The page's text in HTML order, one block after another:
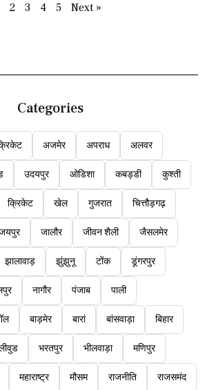
2 3 4 5 Next »
Categories
अजमेर अपराध अलवर
उदयपुर ओडिशा कबड्डी कुश्ती
क्रिकेट खेल गुजरात चित्तौड़गढ़
जालौर जीवन शैली जैसलमेर
झालावाड़ झुंझुनू टोंक डूंगरपुर
नागौर पंजाब पाली
बाड़मेर बारां बांसवाड़ा बिहार
भरतपुर भीलवाड़ा मणिपुर
महाराष्ट्र मौसम राजनीति राजसमंद